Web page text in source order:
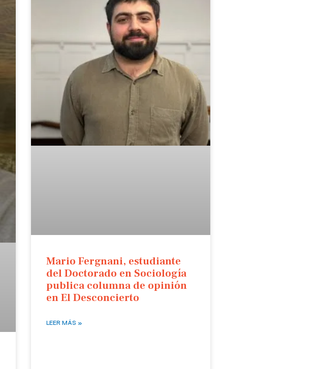
Mario Fergnani, estudiante
del Doctorado en Sociología
publica columna de opinión
en El Desconcierto
LEER MÁS »